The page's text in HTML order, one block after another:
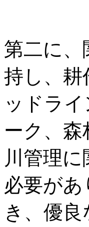
第二に、
持し、耕
ッドラ
ーク、
川管理
必要が
き、優